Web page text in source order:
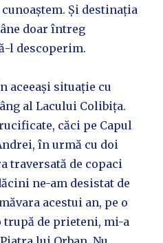
Și destinația
doar întreg
l descoperim.
aceeași situație cu
al Lacului Colibița.
căci pe Capul
în urmă cu doi
traversată de copaci
ne-am desistat de
acestui an, pe o
trupă de prieteni, mi-a